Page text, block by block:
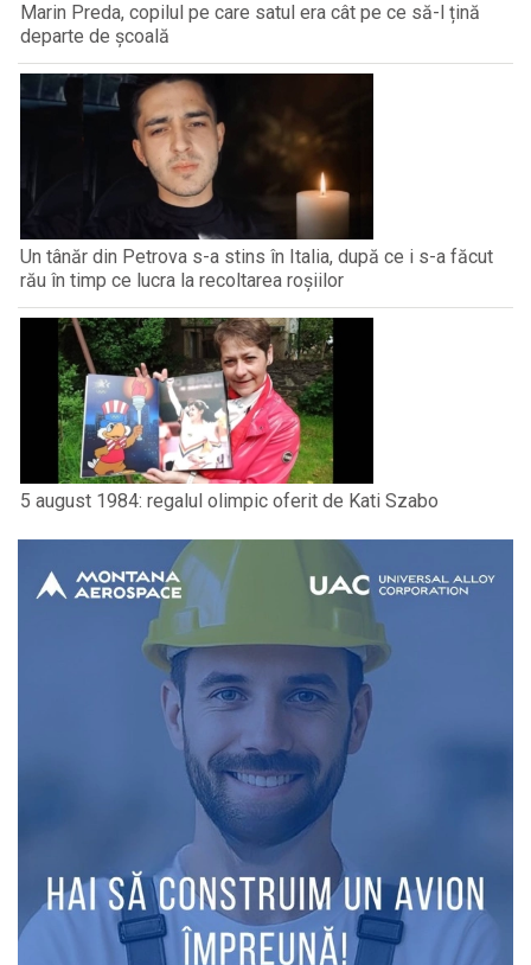
Marin Preda, copilul pe care satul era cât pe ce să-l țină
departe de școală
Un tânăr din Petrova s-a stins în Italia, după ce i s-a făcut
rău în timp ce lucra la recoltarea roșiilor
5 august 1984: regalul olimpic oferit de Kati Szabo